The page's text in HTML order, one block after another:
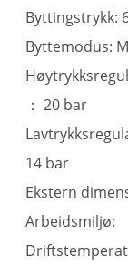
Byttingstrykk:
Byttemodus:
： 20 bar
14 bar
Ekstern
Arbeidsmiljø: